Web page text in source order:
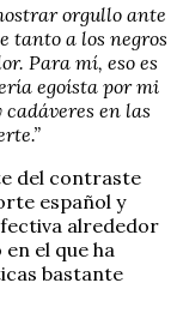
orgullo ante
tanto a los negros
Para mí, eso es
egoísta por mi
en las
del contraste
español y
alrededor
el que ha
bastante